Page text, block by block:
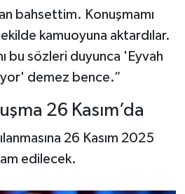
bahsettim. Konuşmamı
kamuoyuna aktardılar.
bu sözleri duyunca 'Eyvah
demez bence.”
26 Kasım’da
26 Kasım 2025
edilecek.